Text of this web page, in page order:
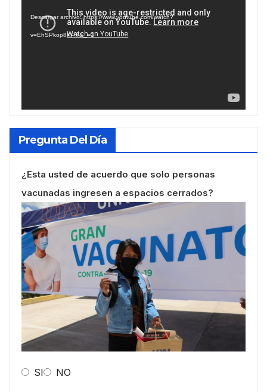
vídeo
Descargar archivo: https://www.youtube.com/watch?
v=EhSPkop8KPY&_=1
Pregunta Del Día
¿Esta usted de acuerdo que solo personas
vacunadas ingresen a espacios cerrados?
SI NO